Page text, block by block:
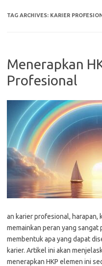
TAG ARCHIVES: KARIER
Menerapkan
Profesional
an karier profesional, harapan,
memainkan peran yang
membentuk apa yang dapat
karier. Artikel ini akan
menerapkan HKP elemen ini